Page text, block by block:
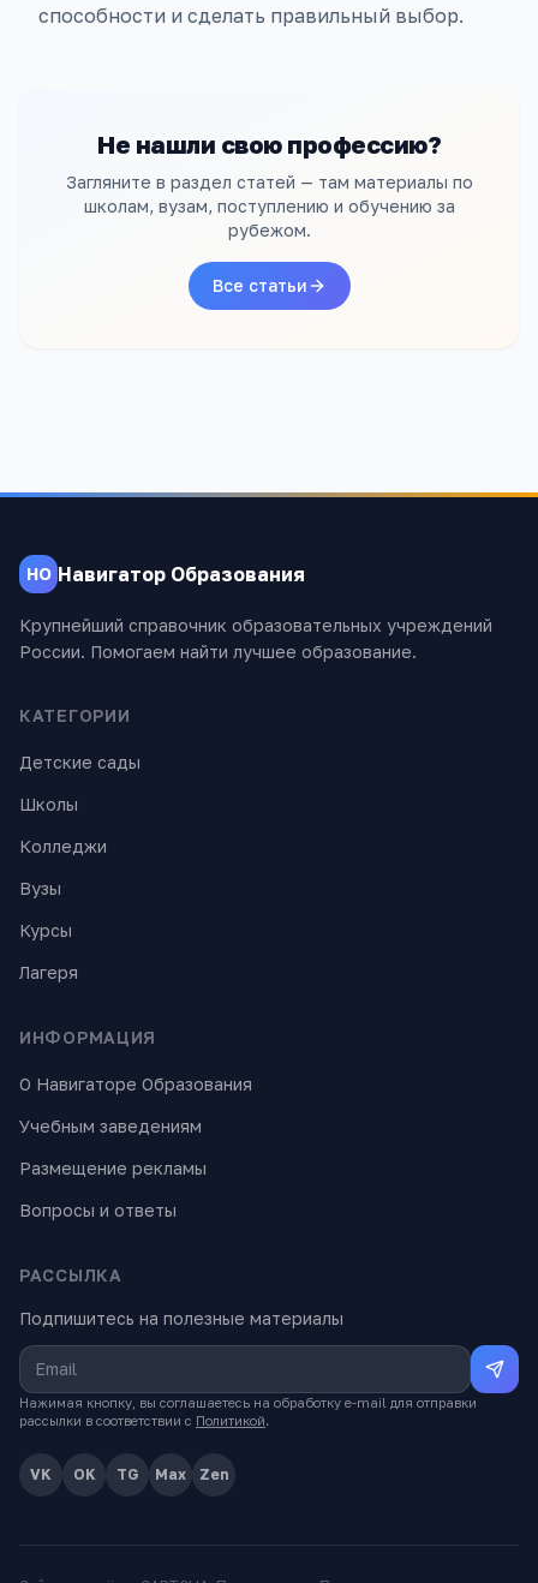
способности и сделать правильный выбор.
Не нашли свою профессию?
Загляните в раздел статей — там материалы по
школам, вузам, поступлению и обучению за
рубежом.
Все статьи
НО Навигатор Образования
Крупнейший справочник образовательных учреждений
России. Помогаем найти лучшее образование.
КАТЕГОРИИ
Детские сады
Школы
Колледжи
Вузы
Курсы
Лагеря
ИНФОРМАЦИЯ
О Навигаторе Образования
Учебным заведениям
Размещение рекламы
Вопросы и ответы
РАССЫЛКА
Подпишитесь на полезные материалы
Нажимая кнопку, вы соглашаетесь на обработку e-mail для отправки
рассылки в соответствии с Политикой.
VK OK TG Max Zen